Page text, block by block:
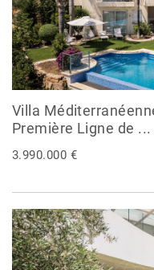
Villa
Première Ligne de ...
3.990.000 €